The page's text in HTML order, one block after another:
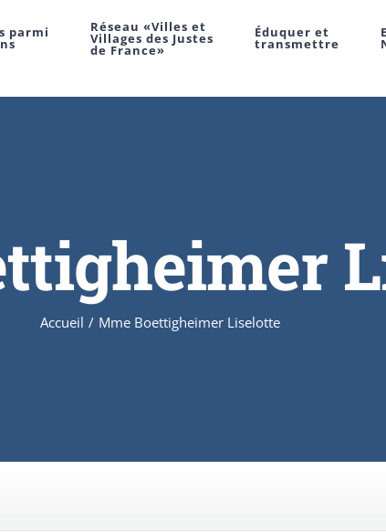
parmi Réseau «Villes et
Villages des Justes
de France»
Éduquer et
transmettre
Accueil / Mme Boettigheimer Liselotte